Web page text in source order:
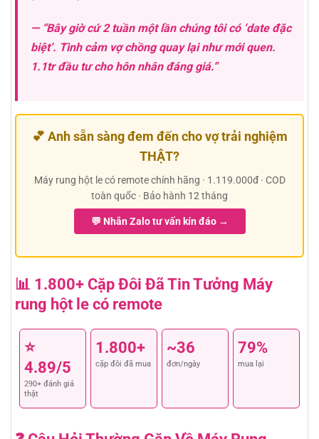
— “Bây giờ cứ 2 tuần một lần chúng tôi có ‘date đặc
biệt’. Tình cảm vợ chồng quay lại như mới quen.
1.1tr đầu tư cho hôn nhân đáng giá.”
💕 Anh sẵn sàng đem đến cho vợ trải nghiệm
THẬT?
Máy rung hột le có remote chính hãng · 1.119.000đ · COD
toàn quốc · Bảo hành 12 tháng
💬 Nhắn Zalo tư vấn kín đáo →
📊 1.800+ Cặp Đôi Đã Tin Tưởng Máy
rung hột le có remote
⭐
4.89/5
290+ đánh giá
thật
1.800+
cặp đôi đã mua
~36
đơn/ngày
79%
mua lại